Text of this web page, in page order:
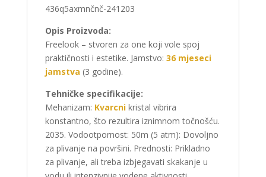
436q5axmnčnč-241203
Opis Proizvoda:
Freelook – stvoren za one koji vole spoj
praktičnosti i estetike. Jamstvo: 36 mjeseci
jamstva (3 godine).
Tehničke specifikacije:
Mehanizam: Kvarcnikristal vibrira
konstantno, što rezultira iznimnom točnošću.
2035. Vodootpornost: 50m (5 atm): Dovoljno
za plivanje na površini. Prednosti: Prikladno
za plivanje, ali treba izbjegavati skakanje u